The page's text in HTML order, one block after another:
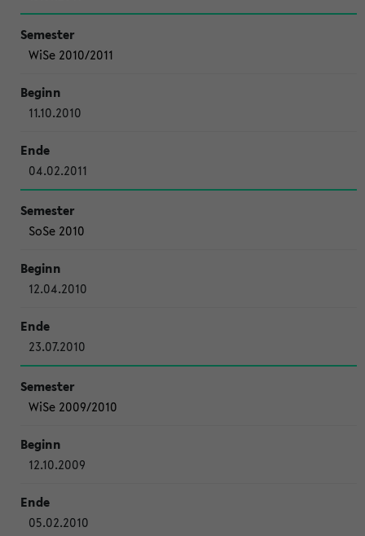
WiSe 2010/2011
11.10.2010
04.02.2011
SoSe 2010
12.04.2010
23.07.2010
WiSe 2009/2010
12.10.2009
05.02.2010